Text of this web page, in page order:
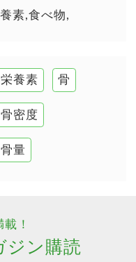
素 食べ物
栄養素 骨
骨密度
骨量
！
ジン購読